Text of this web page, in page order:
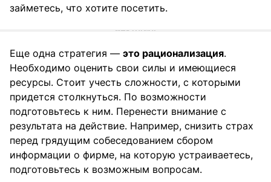
займетесь, что хотите посетить.
Еще одна стратегия — это рационализация.
Необходимо оценить свои силы и имеющиеся
ресурсы. Стоит учесть сложности, с которыми
придется столкнуться. По возможности
подготовьтесь к ним. Перенести внимание с
результата на действие. Например, снизить страх
перед грядущим собеседованием сбором
информации о фирме, на которую устраиваетесь,
подготовьтесь к возможным вопросам.